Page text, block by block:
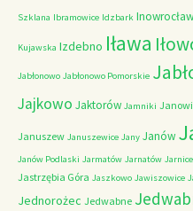
Szklana Ibramowice Idzbark Inowrocław
Kujawska Izdebno Iława
Jabłonowo Jabłonowo Pomorskie
Jajkowo Jaktorów Jamniki
Januszew Januszewice Jany Janów
Janów Podlaski Jarmatów Jarnatów Jarnice
Jastrzębia Góra Jaszkowo Jawiszowice
Jednorożec Jedwabne